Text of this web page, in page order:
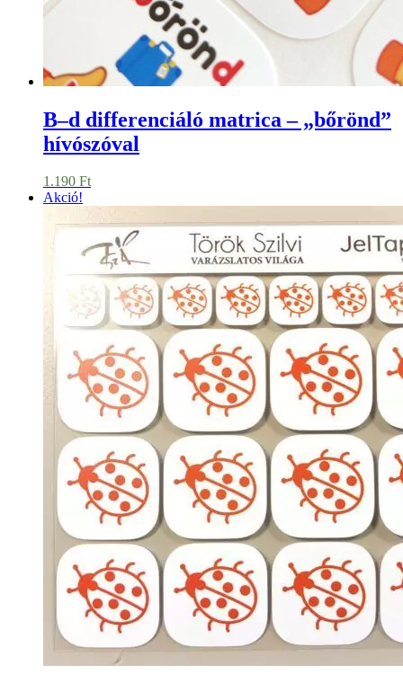
B–d differenciáló matrica – „bőrönd”
hívószóval
1.190 Ft
Akció!